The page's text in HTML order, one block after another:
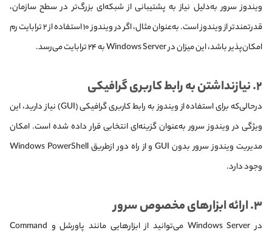
ویندوز سرور به‌دلیل نیاز به پشتیبانی از شبکه‌ای بزرگ‌تر در سطح سازمان،
قدرتمندتر از ویندوز است. به‌عنوان مثال، اگر در ویندوز ۱۰ استفاده از ۲ ترابایت رم
امکان‌پذیر باشد، این میزان در Windows Server به ۲۴ ترابایت می‌رسد.
۲. نیازنداشتن به رابط کاربری گرافیکی
در‌حالی‌که برای استفاده از ویندوز به رابط کاربری گرافیکی (GUI) نیاز دارید، این
ویژگی در ویندوز سرور به‌عنوان گزینه‌ای انتخابی قرار داده شده است. امکان
مدیریت ویندوز سرور بدون GUI و از راه دور ازطریق Windows PowerShell
وجود دارد.
۳. ارائه ابزارهای مخصوص سرور
در Windows Server می‌توانید از ابزارهایی مانند پاورشل و Command